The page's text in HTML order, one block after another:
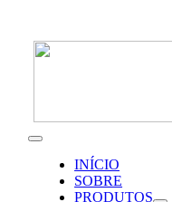
content
Toggle
NavigationINÍCIO
SOBRE
PRODUTOS